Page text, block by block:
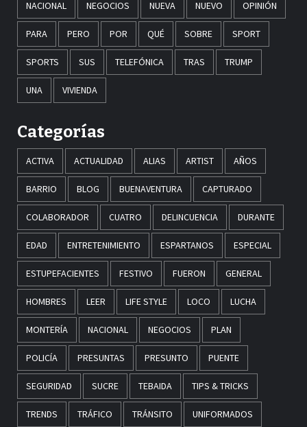
NACIONAL NEGOCIOS NUEVA NUEVO OPINIÓN
PARA PERO POR QUÉ SOBRE SPORT
SPORTS SUS TELEFÓNICA TRAS TRUMP
UNA VIVIENDA
Categorías
ACTIVA ACTUALIDAD ALIAS ARTIST AÑOS
BARRIO BLOG BUENAVENTURA CAPTURADO
COLABORADOR CUATRO DELINCUENCIA DURANTE
EDAD ENTRETENIMIENTO ESPARTANOS ESPECIAL
ESTUPEFACIENTES FESTIVO FUERON GENERAL
HOMBRES LEER LIFE STYLE LOCO LUCHA
MONTERÍA NACIONAL NEGOCIOS PLAN
POLICÍA PRESUNTAS PRESUNTO PUENTE
SEGURIDAD SUCRE TEBAIDA TIPS & TRICKS
TRENDS TRÁFICO TRÁNSITO UNIFORMADOS